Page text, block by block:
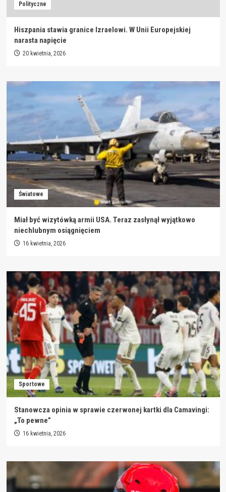
Polityczne
Hiszpania stawia granice Izraelowi. W Unii Europejskiej
narasta napięcie
20 kwietnia, 2026
Światowe
Miał być wizytówką armii USA. Teraz zasłynął wyjątkowo
niechlubnym osiągnięciem
16 kwietnia, 2026
Sportowe
Stanowcza opinia w sprawie czerwonej kartki dla Camavingi:
„To pewne”
16 kwietnia, 2026